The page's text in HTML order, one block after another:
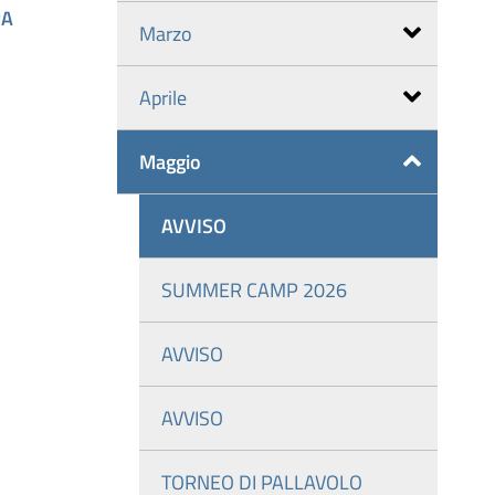
Marzo
Aprile
Maggio
AVVISO
SUMMER CAMP 2026
AVVISO
AVVISO
TORNEO DI PALLAVOLO